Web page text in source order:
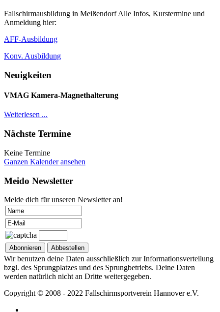
Fallschirmausbildung in Meißendorf Alle Infos, Kurstermine und
Anmeldung hier:
AFF-Ausbildung
Konv. Ausbildung
Neuigkeiten
VMAG Kamera-Magnethalterung
Weiterlesen ...
Nächste Termine
Keine Termine
Ganzen Kalender ansehen
Meido Newsletter
Melde dich für unseren Newsletter an!
Wir benutzen deine Daten ausschließlich zur Informationsverteilung
bzgl. des Sprungplatzes und des Sprungbetriebs. Deine Daten
werden natürlich nicht an Dritte weitergegeben.
Copyright © 2008 - 2022 Fallschirmsportverein Hannover e.V.